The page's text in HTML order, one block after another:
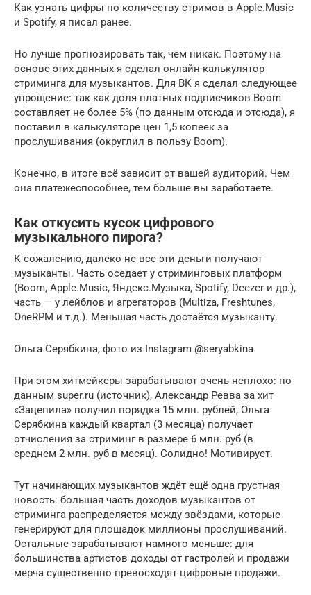
Как узнать цифры по количеству стримов в Apple.Music
и Spotify, я писал ранее.
Но лучше прогнозировать так, чем никак. Поэтому на
основе этих данных я сделал онлайн-калькулятор
стриминга для музыкантов. Для ВК я сделал следующее
упрощение: так как доля платных подписчиков Boom
составляет не более 5% (по данным отсюда и отсюда), я
поставил в калькуляторе цен 1,5 копеек за
прослушивания (округлил в пользу Boom).
Конечно, в итоге всё зависит от вашей аудиторий. Чем
она платежеспособнее, тем больше вы заработаете.
Как откусить кусок цифрового
музыкального пирога?
К сожалению, далеко не все эти деньги получают
музыканты. Часть оседает у стриминговых платформ
(Boom, Apple.Music, Яндекс.Музыка, Spotify, Deezer и др.),
часть — у лейблов и агрегаторов (Multiza, Freshtunes,
OneRPM и т.д.). Меньшая часть достаётся музыканту.
Ольга Серябкина, фото из Instagram @seryabkina
При этом хитмейкеры зарабатывают очень неплохо: по
данным super.ru (источник), Александр Ревва за хит
«Зацепила» получил порядка 15 млн. рублей, Ольга
Серябкина каждый квартал (3 месяца) получает
отчисления за стриминг в размере 6 млн. руб (в
среднем 2 млн. руб в месяц). Солидно! Мотивирует.
Тут начинающих музыкантов ждёт ещё одна грустная
новость: большая часть доходов музыкантов от
стриминга распределяется между звёздами, которые
генерируют для площадок миллионы прослушиваний.
Остальные зарабатывают намного меньше: для
большинства артистов доходы от гастролей и продажи
мерча существенно превосходят цифровые продажи.